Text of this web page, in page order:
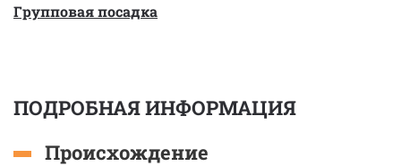
Групповая посадка
ПОДРОБНАЯ ИНФОРМАЦИЯ
Происхождение